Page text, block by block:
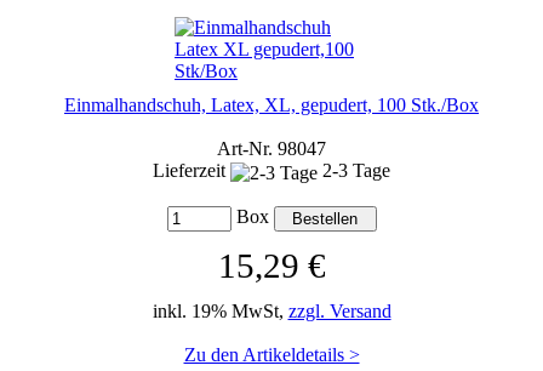
Einmalhandschuh, Latex, XL, gepudert, 100 Stk./Box
Art-Nr. 98047
Lieferzeit
2-3 Tage
Box
15,29 €
inkl. 19% MwSt, zzgl. Versand
Zu den Artikeldetails >